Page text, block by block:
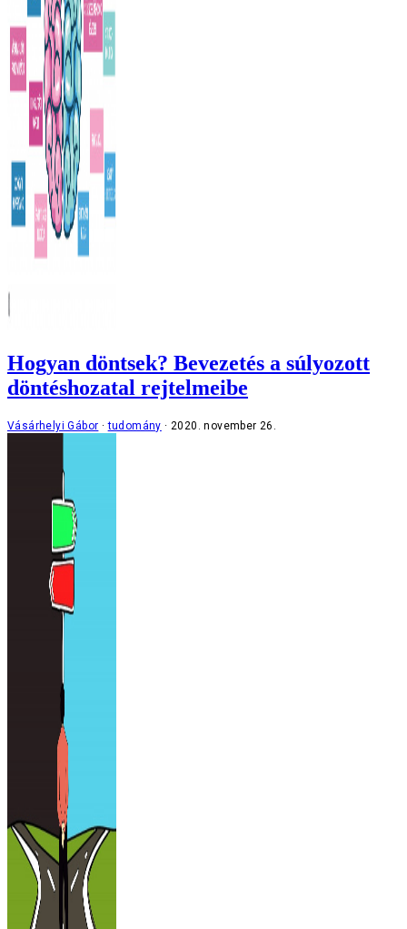
Hogyan döntsek? Bevezetés a súlyozott
döntéshozatal rejtelmeibe
Vásárhelyi Gábor tudomány 2020. november 26.